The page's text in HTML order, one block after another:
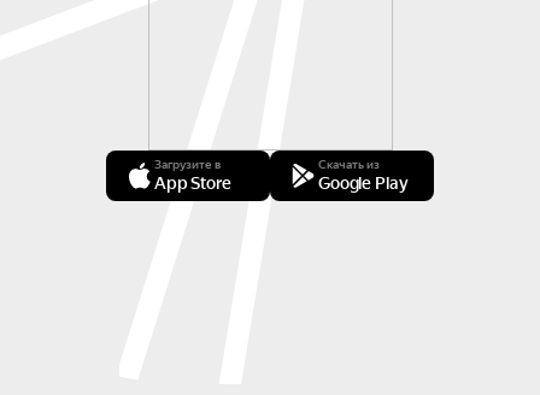
Загрузите в
App Store
Скачать из
Google Play